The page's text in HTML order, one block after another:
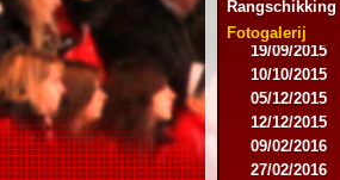
Rangschikking
Fotogalerij
13/09/2015
19/09/2015
10/10/2015
05/12/2015
12/12/2015
09/02/2016
27/02/2016